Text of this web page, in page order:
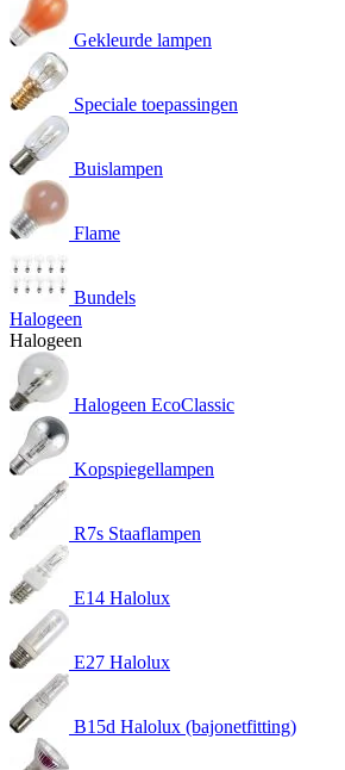
Gekleurde lampen
Speciale toepassingen
Buislampen
Flame
Bundels
Halogeen
Halogeen
Halogeen EcoClassic
Kopspiegellampen
R7s Staaflampen
E14 Halolux
E27 Halolux
B15d Halolux (bajonetfitting)